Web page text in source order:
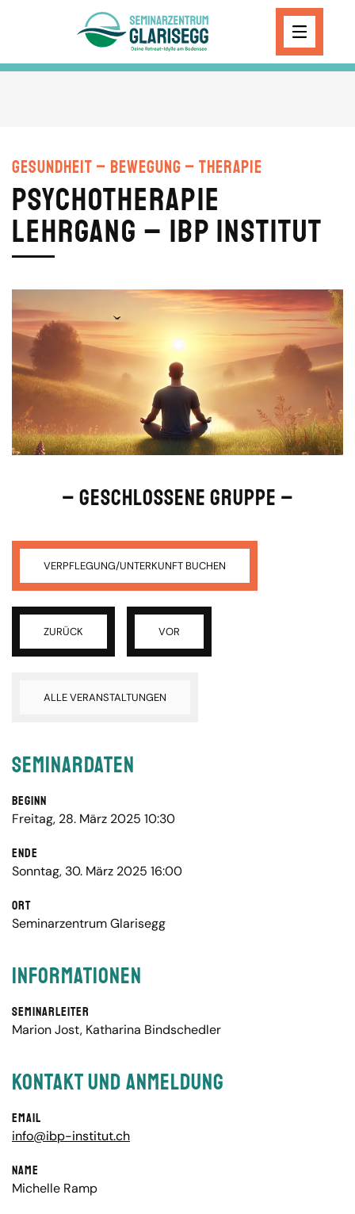
Skip to main content
Gesundheit – Bewegung – Therapie
Psychotherapie
Lehrgang – IBP Institut
– GESCHLOSSENE GRUPPE –
VERPFLEGUNG/UNTERKUNFT BUCHEN
ZURÜCK VOR
ALLE VERANSTALTUNGEN
Seminardaten
Beginn
Freitag, 28. März 2025 10:30
Ende
Sonntag, 30. März 2025 16:00
Ort
Seminarzentrum Glarisegg
Informationen
Seminarleiter
Marion Jost, Katharina Bindschedler
Kontakt und Anmeldung
Email
info@ibp-institut.ch
Name
Michelle Ramp